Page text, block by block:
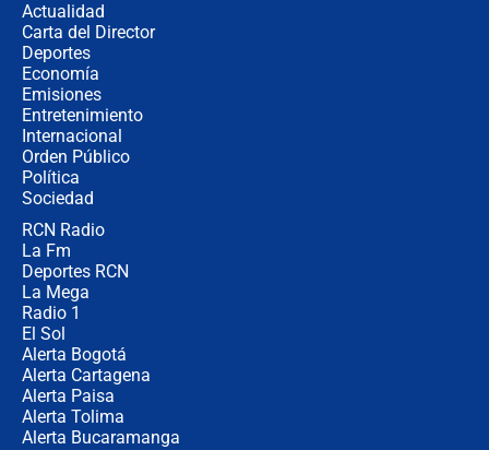
Actualidad
Carta del Director
Deportes
Economía
Emisiones
Entretenimiento
Internacional
Orden Público
Política
Sociedad
RCN Radio
La Fm
Deportes RCN
La Mega
Radio 1
El Sol
Alerta Bogotá
Alerta Cartagena
Alerta Paisa
Alerta Tolima
Alerta Bucaramanga